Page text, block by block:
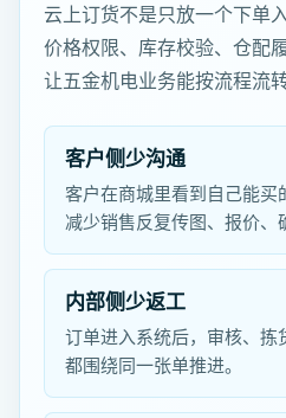
云上订货不是只放一个下单
价格权限、库存校验、仓配
让五金机电业务能按流程流转
客户侧少沟通
客户在商城里看到自己能买
减少销售反复传图、报价、
内部侧少返工
订单进入系统后，审核、拣
都围绕同一张单推进。